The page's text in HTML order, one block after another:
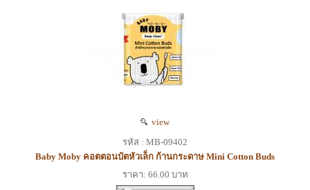
view
รหัส : MB-09402
Baby Moby คอตตอนบัตหัวเล็ก ก้านกระดาษ Mini Cotton Buds
ราคา: 66.00 บาท